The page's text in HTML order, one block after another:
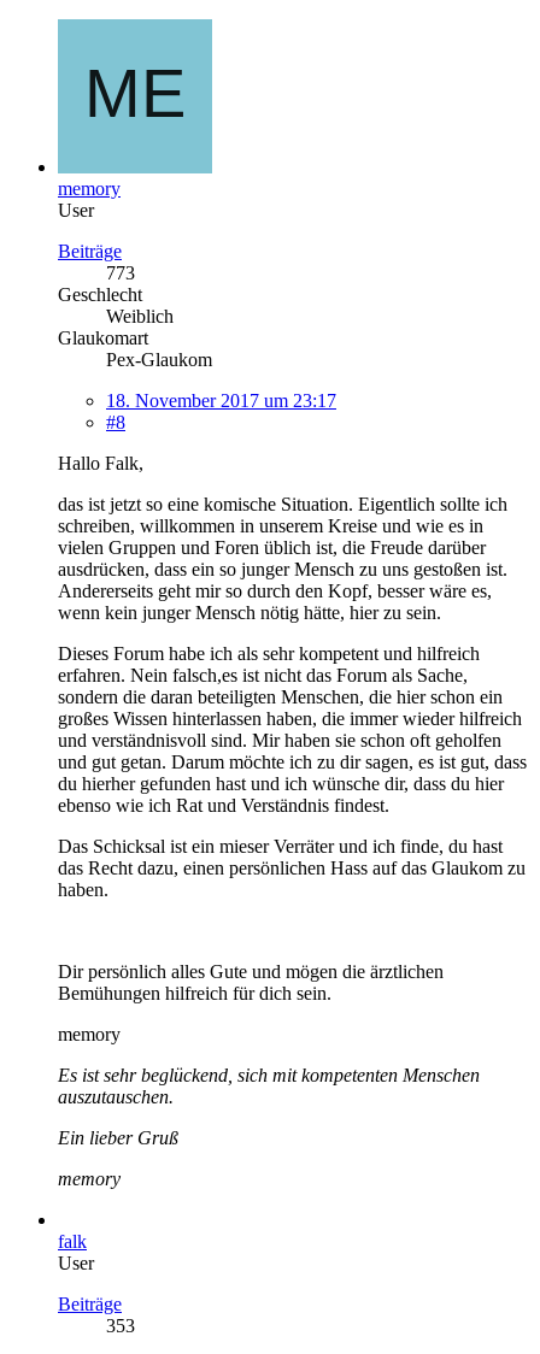
memory
User
Beiträge
773
Geschlecht
Weiblich
Glaukomart
Pex-Glaukom
18. November 2017 um 23:17
#8
Hallo Falk,
das ist jetzt so eine komische Situation. Eigentlich sollte ich
schreiben, willkommen in unserem Kreise und wie es in
vielen Gruppen und Foren üblich ist, die Freude darüber
ausdrücken, dass ein so junger Mensch zu uns gestoßen ist.
Andererseits geht mir so durch den Kopf, besser wäre es,
wenn kein junger Mensch nötig hätte, hier zu sein.
Dieses Forum habe ich als sehr kompetent und hilfreich
erfahren. Nein falsch,es ist nicht das Forum als Sache,
sondern die daran beteiligten Menschen, die hier schon ein
großes Wissen hinterlassen haben, die immer wieder hilfreich
und verständnisvoll sind. Mir haben sie schon oft geholfen
und gut getan. Darum möchte ich zu dir sagen, es ist gut, dass
du hierher gefunden hast und ich wünsche dir, dass du hier
ebenso wie ich Rat und Verständnis findest.
Das Schicksal ist ein mieser Verräter und ich finde, du hast
das Recht dazu, einen persönlichen Hass auf das Glaukom zu
haben.
Dir persönlich alles Gute und mögen die ärztlichen
Bemühungen hilfreich für dich sein.
memory
Es ist sehr beglückend, sich mit kompetenten Menschen
auszutauschen.
Ein lieber Gruß
memory
falk
User
Beiträge
353